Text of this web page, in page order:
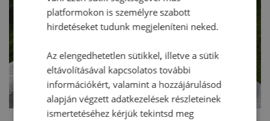
platformokon is személyre szabott
hirdetéseket tudunk megjeleníteni neked.
Az elengedhetetlen sütikkel, illetve a sütik
eltávolításával kapcsolatos további
információkért, valamint a hozzájárulásod
alapján végzett adatkezelések részleteinek
ismertetéséhez kérjük tekintsd meg